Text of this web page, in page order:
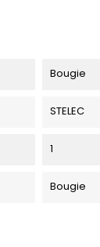
Bougie
STELEC
1
Bougie